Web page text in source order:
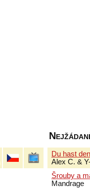
Du hast
Alex C. &
Šrouby a
Mandrage